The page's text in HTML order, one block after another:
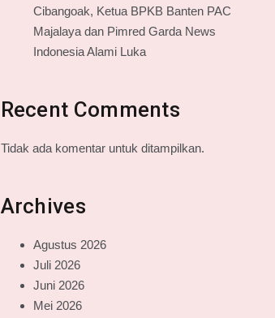
Cibangoak, Ketua BPKB Banten PAC
Majalaya dan Pimred Garda News
Indonesia Alami Luka
Recent Comments
Tidak ada komentar untuk ditampilkan.
Archives
Agustus 2026
Juli 2026
Juni 2026
Mei 2026